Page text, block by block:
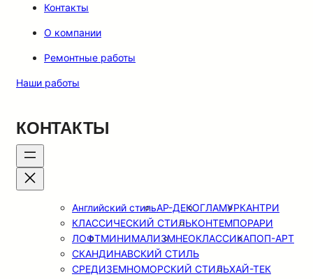
Контакты
О компании
Ремонтные работы
Наши работы
КОНТАКТЫ
Английский стильАР-ДЕКОГЛАМУРКАНТРИ
КЛАССИЧЕСКИЙ СТИЛЬКОНТЕМПОРАРИ
ЛОФТМИНИМАЛИЗМНЕОКЛАССИКАПОП-АРТ
СКАНДИНАВСКИЙ СТИЛЬ
СРЕДИЗЕМНОМОРСКИЙ СТИЛЬХАЙ-ТЕК